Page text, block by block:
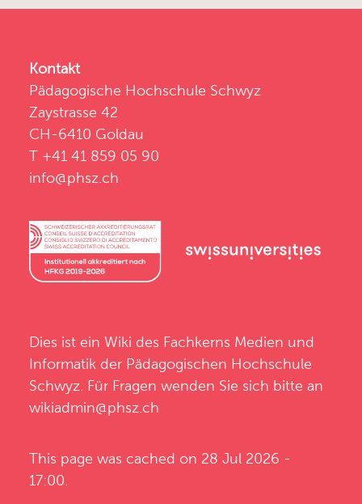
Kontakt
Pädagogische Hochschule Schwyz
Zaystrasse 42
CH-6410 Goldau
T +41 41 859 05 90
info@phsz.ch
Dies ist ein Wiki des Fachkerns Medien und
Informatik der Pädagogischen Hochschule
Schwyz . Für Fragen wenden Sie sich bitte an
wikiadmin@phsz.ch
This page was cached on 28 Jul 2026 -
17:00.